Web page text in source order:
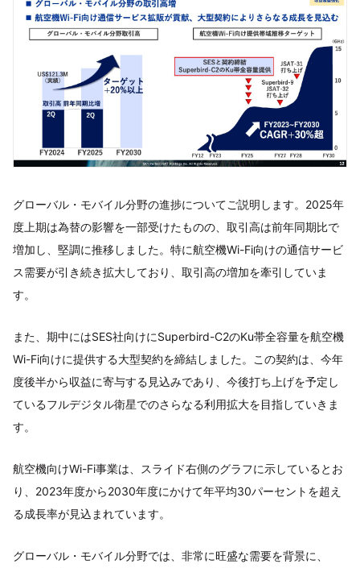
グローバル・モバイル分野の進捗についてご説明します。2025年
度上期は為替の影響を一部受けたものの、取引高は前年同期比で
増加し、堅調に推移しました。特に航空機Wi-Fi向けの通信サービ
ス需要が引き続き拡大しており、取引高の増加を牽引していま
す。
また、期中にはSES社向けにSuperbird-C2のKu帯全容量を航空機
Wi-Fi向けに提供する大型契約を締結しました。この契約は、今年
度後半から収益に寄与する見込みであり、今後打ち上げを予定し
ているフルデジタル衛星でのさらなる利用拡大を目指していきま
す。
航空機向けWi-Fi事業は、スライド右側のグラフに示しているとお
り、2023年度から2030年度にかけて年平均30パーセントを超え
る成長率が見込まれています。
グローバル・モバイル分野では、非常に旺盛な需要を背景に、